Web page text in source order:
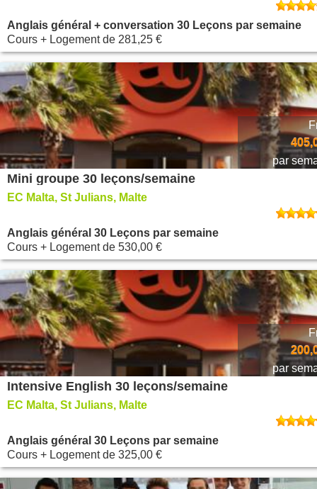
Anglais général + conversation 30 Leçons par semaine
Cours + Logementde 281,25 €
par
Mini groupe 30 leçons/semaine
EC Malta, St Julians, Malte
Anglais général 30 Leçons par semaine
Cours + Logementde 530,00 €
par
Intensive English 30 leçons/semaine
EC Malta, St Julians, Malte
Anglais général 30 Leçons par semaine
Cours + Logementde 325,00 €